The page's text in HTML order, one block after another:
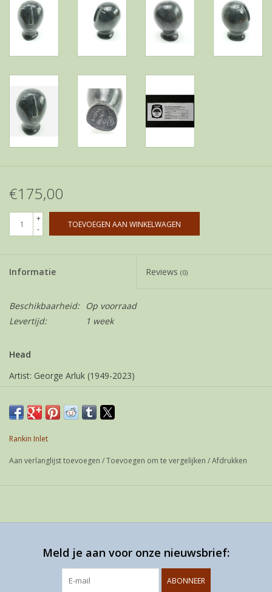
€175,00
+
-
TOEVOEGEN AAN WINKELWAGEN
Informatie Reviews (0)
Beschikbaarheid:
Op voorraad
Levertijd:
1 week
Head
Artist: George Arluk (1949-2023)
Year: 2003
Media: Serpentine
Signed: Roman & syllabics
Rankin Inlet
Aan verlanglijst toevoegen /Toevoegen om te vergelijken /Afdrukken
Meld je aan voor onze nieuwsbrief:
ABONNEER